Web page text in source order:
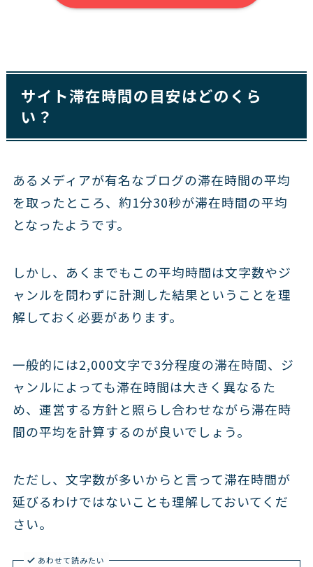
サイト滞在時間の目安はどのくら
い？
あるメディアが有名なブログの滞在時間の平均
を取ったところ、約1分30秒が滞在時間の平均
となったようです。
しかし、あくまでもこの平均時間は文字数やジ
ャンルを問わずに計測した結果ということを理
解しておく必要があります。
一般的には2,000文字で3分程度の滞在時間、ジ
ャンルによっても滞在時間は大きく異なるた
め、運営する方針と照らし合わせながら滞在時
間の平均を計算するのが良いでしょう。
ただし、文字数が多いからと言って滞在時間が
延びるわけではないことも理解しておいてくだ
さい。
あわせて読みたい